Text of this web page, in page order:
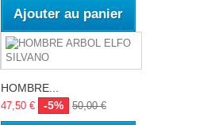
Ajouter au panier
HOMBRE...
47,50 € -5% 50,00 €